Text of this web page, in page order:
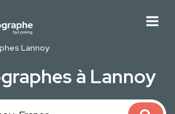
Lannoy
à Lannoy